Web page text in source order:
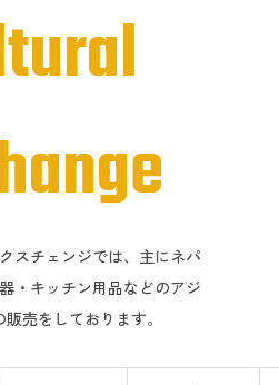
スチェンジでは、主にネパ
・キッチン用品などのアジ
売をしております。